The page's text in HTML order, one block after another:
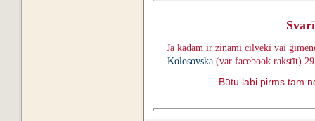
Ja kādam ir zināmi cilvēki vai
Kolosovska (var facebook rakstīt)
Būtu labi pirms tam